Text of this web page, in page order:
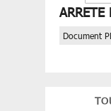
Document